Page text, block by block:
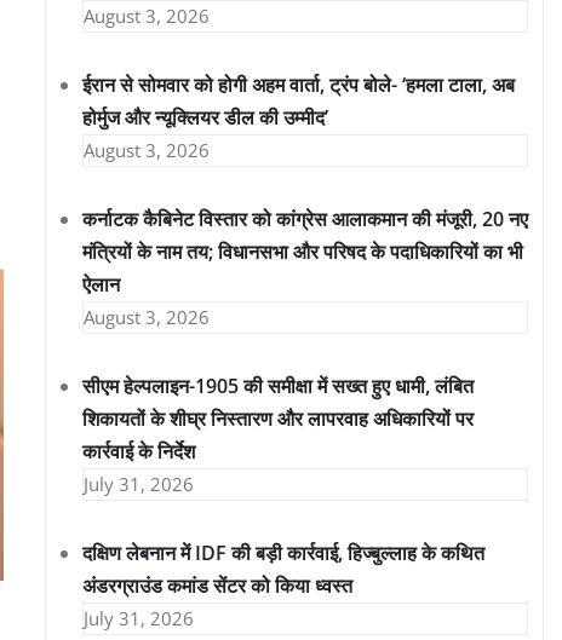
August 3, 2026
ईरान से सोमवार को होगी अहम वार्ता, ट्रंप बोले- ‘हमला टाला, अब
होर्मुज और न्यूक्लियर डील की उम्मीद’
August 3, 2026
कर्नाटक कैबिनेट विस्तार को कांग्रेस आलाकमान की मंजूरी, 20 नए
मंत्रियों के नाम तय; विधानसभा और परिषद के पदाधिकारियों का भी
ऐलान
August 3, 2026
सीएम हेल्पलाइन-1905 की समीक्षा में सख्त हुए धामी, लंबित
शिकायतों के शीघ्र निस्तारण और लापरवाह अधिकारियों पर
कार्रवाई के निर्देश
July 31, 2026
दक्षिण लेबनान में IDF की बड़ी कार्रवाई, हिज्बुल्लाह के कथित
अंडरग्राउंड कमांड सेंटर को किया ध्वस्त
July 31, 2026